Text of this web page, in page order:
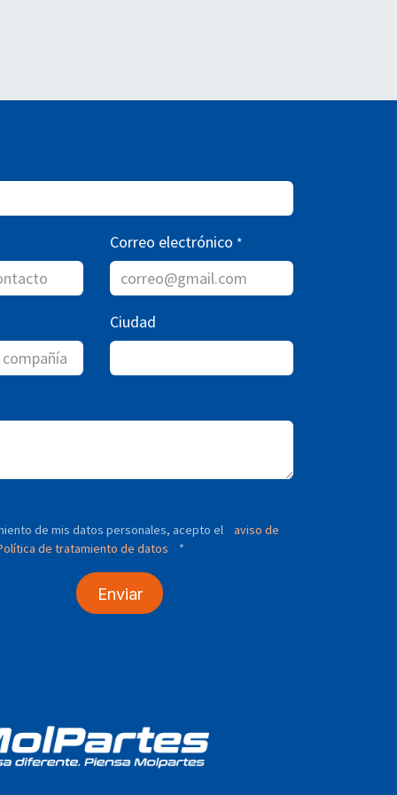
Correo electrónico *
Ciudad
de mis datos personales, acepto el
aviso de
de tratamiento de datos *
Enviar